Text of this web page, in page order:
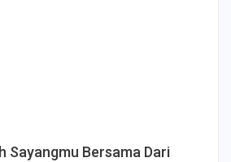
Sayangmu Bersama Dari